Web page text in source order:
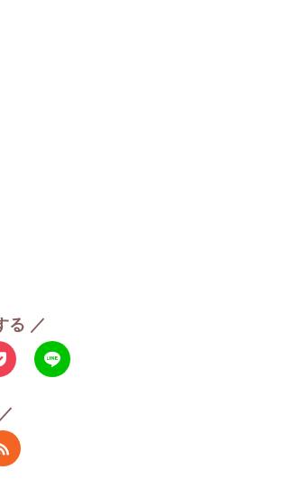
る ／